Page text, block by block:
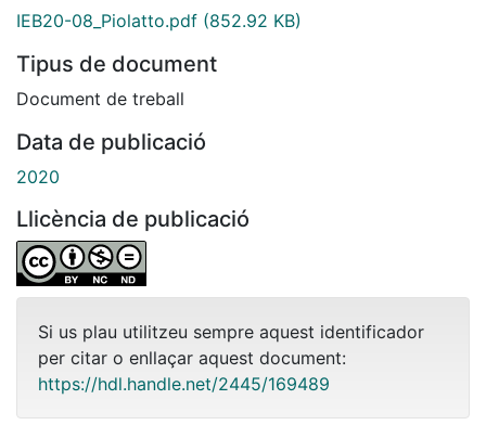
IEB20-08_Piolatto.pdf (852.92 KB)
Tipus de document
Document de treball
Data de publicació
2020
Llicència de publicació
Si us plau utilitzeu sempre aquest identificador
per citar o enllaçar aquest document:
https://hdl.handle.net/2445/169489